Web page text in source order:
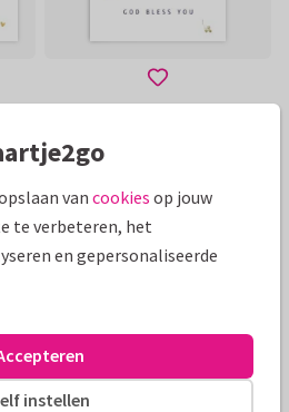
van cookies op jouw
te verbeteren, het
en gepersonaliseerde
instellen